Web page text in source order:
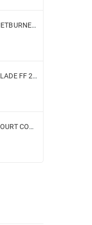
GIÀY ASICS NETBURNER BALLISTIC FF 4 - TRẮNG BẠC
GIÀY ASICS BLADE FF 2 - TRẮNG BẠC
GIÀY ASICS COURT CONTROL FF 4 - TRẮNG BẠC